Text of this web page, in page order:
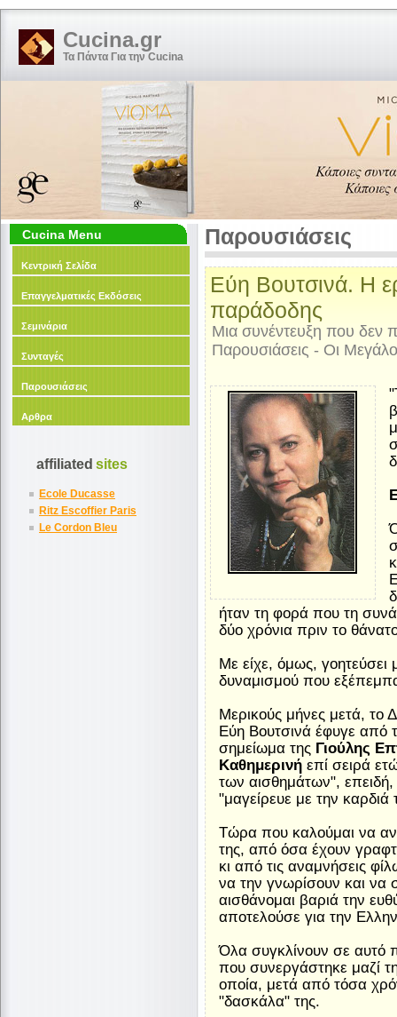
Cucina.gr
Τα Πάντα Για την Cucina
Cucina Menu
Κεντρική Σελίδα
Επαγγελματικές Εκδόσεις
Σεμινάρια
Συνταγές
Παρουσιάσεις
Αρθρα
affiliated sites
Ecole Ducasse
Ritz Escoffier Paris
Le Cordon Bleu
Παρουσιάσεις
Εύη Βουτσινά. Η
παράδοδης
Μια συνέντευξη που δεν
Παρουσιάσεις - Οι
ήταν τη φορά που τη
δύο χρόνια πριν το
Με είχε, όμως, γοητεύσει
δυναμισμού που
Μερικούς μήνες μετά, το
Εύη Βουτσινά έφυγε από
σημείωμα της Γιούλης
Καθημερινή επί σειρά
των αισθημάτων",
"μαγείρευε με την καρδιά
Τώρα που καλούμαι να
της, από όσα έχουν
κι από τις αναμνήσεις
να την γνωρίσουν και να
αισθάνομαι βαριά την
αποτελούσε για την
Όλα συγκλίνουν σε αυτό
που συνεργάστηκε μαζί
οποία, μετά από τόσα
"δασκάλα" της.